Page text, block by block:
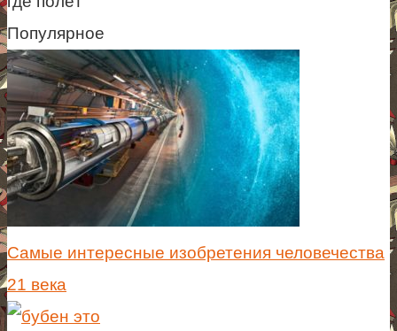
Популярное
Самые интересные изобретения человечества
21 века